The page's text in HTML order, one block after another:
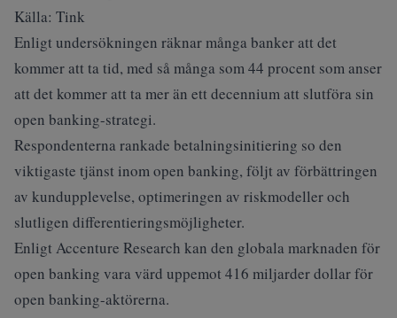
Källa: Tink
Enligt undersökningen räknar många banker att det
kommer att ta tid, med så många som 44 procent som anser
att det kommer att ta mer än ett decennium att slutföra sin
open banking-strategi.
Respondenterna rankade betalningsinitiering so den
viktigaste tjänst inom open banking, följt av förbättringen
av kundupplevelse, optimeringen av riskmodeller och
slutligen differentieringsmöjligheter.
Enligt Accenture Research kan den globala marknaden för
open banking vara värd uppemot 416 miljarder dollar för
open banking-aktörerna.